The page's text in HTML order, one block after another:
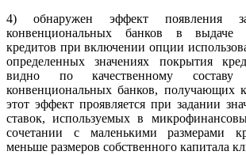
4) обнаружен эффект появления
конвенциональных банков в выдаче
кредитов при включении опции
определенных значениях покрытия
видно по качественному составу
конвенциональных банков, получающих
этот эффект проявляется при задании
ставок, используемых в
сочетании с маленькими размерами
меньше размеров собственного капитала